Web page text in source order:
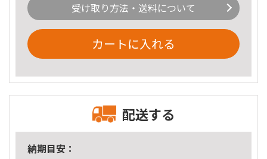
受け取り方法・送料について
カートに入れる
配送する
納期目安：